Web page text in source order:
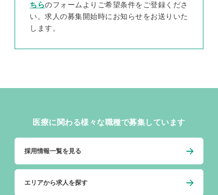
ちらのフォームよりご希望条件をご登録くださ
い。求人の募集開始時にお知らせをお送りいた
します。
医療に関わる様々な職種で募集しています
採用情報一覧を見る
エリアから求人を探す